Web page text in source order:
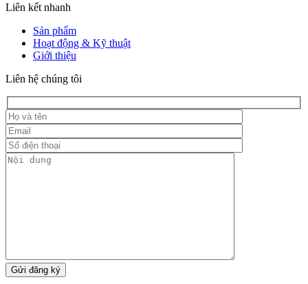
Liên kết nhanh
Sản phẩm
Hoạt động & Kỹ thuật
Giới thiệu
Liên hệ chúng tôi